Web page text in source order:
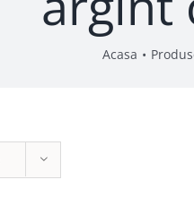
Acasa